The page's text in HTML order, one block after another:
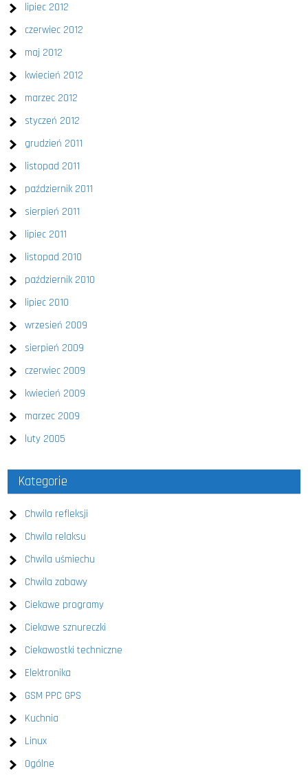
lipiec 2012
czerwiec 2012
maj 2012
kwiecień 2012
marzec 2012
styczeń 2012
grudzień 2011
listopad 2011
październik 2011
sierpień 2011
lipiec 2011
listopad 2010
październik 2010
lipiec 2010
wrzesień 2009
sierpień 2009
czerwiec 2009
kwiecień 2009
marzec 2009
luty 2005
Kategorie
Chwila refleksji
Chwila relaksu
Chwila uśmiechu
Chwila zabawy
Ciekawe programy
Ciekawe sznureczki
Ciekawostki techniczne
Elektronika
GSM PPC GPS
Kuchnia
Linux
Ogólne